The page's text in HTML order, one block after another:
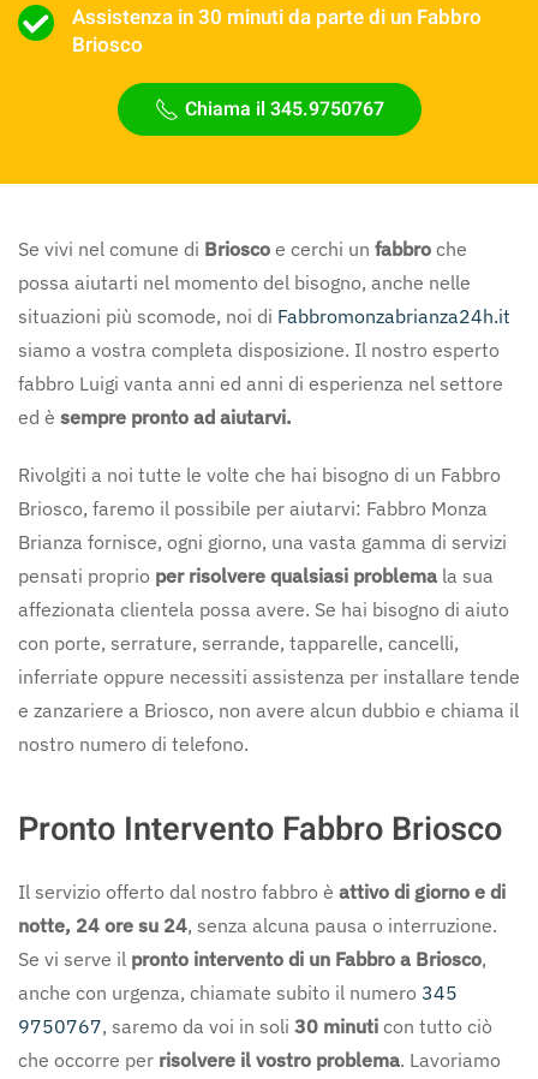
Assistenza in 30 minuti da parte di un Fabbro
Briosco
Chiama il 345.9750767
Se vivi nel comune di Briosco e cerchi un fabbro che
possa aiutarti nel momento del bisogno, anche nelle
situazioni più scomode, noi di Fabbromonzabrianza24h.it
siamo a vostra completa disposizione. Il nostro esperto
fabbro Luigi vanta anni ed anni di esperienza nel settore
ed è sempre pronto ad aiutarvi.
Rivolgiti a noi tutte le volte che hai bisogno di un Fabbro
Briosco, faremo il possibile per aiutarvi: Fabbro Monza
Brianza fornisce, ogni giorno, una vasta gamma di servizi
pensati proprio per risolvere qualsiasi problema la sua
affezionata clientela possa avere. Se hai bisogno di aiuto
con porte, serrature, serrande, tapparelle, cancelli,
inferriate oppure necessiti assistenza per installare tende
e zanzariere a Briosco, non avere alcun dubbio e chiama il
nostro numero di telefono.
Pronto Intervento Fabbro Briosco
Il servizio offerto dal nostro fabbro è attivo di giorno e di
notte, 24 ore su 24, senza alcuna pausa o interruzione.
Se vi serve il pronto intervento di un Fabbro a Briosco,
anche con urgenza, chiamate subito il numero 345
9750767, saremo da voi in soli 30 minuti con tutto ciò
che occorre per risolvere il vostro problema. Lavoriamo